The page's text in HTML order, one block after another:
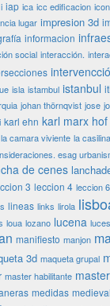
i iap ica icc edificacion
lugar impresion 3d
informacion
social interacción.
isla istambul istanbul
johan thörnqvist jose
karl ehn karl marx hof
la camara viviente la casilina
esag
de cenes
3 leccion 4 leccion 6
lineas links lirola
loua lozano lucena luces
manifiesto manjon
3d maqueta grupal
master habilitante
medidas